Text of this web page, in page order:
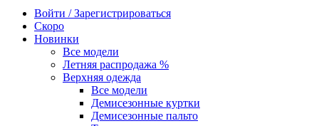
Войти / Зарегистрироваться
Скоро
Новинки
Все модели
Летняя распродажа %
Верхняя одежда
Все модели
Демисезонные куртки
Демисезонные пальто